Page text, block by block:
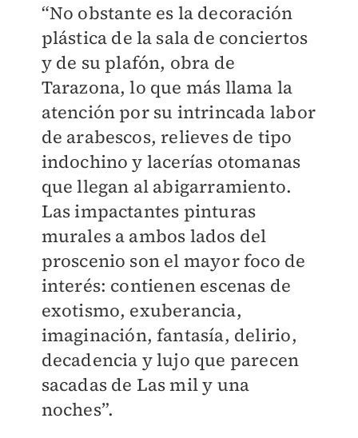
“No obstante es la decoración
plástica de la sala de conciertos
y de su plafón, obra de
Tarazona, lo que más llama la
atención por su intrincada labor
de arabescos, relieves de tipo
indochino y lacerías otomanas
que llegan al abigarramiento.
Las impactantes pinturas
murales a ambos lados del
proscenio son el mayor foco de
interés: contienen escenas de
exotismo, exuberancia,
imaginación, fantasía, delirio,
decadencia y lujo que parecen
sacadas de Las mil y una
noches”.